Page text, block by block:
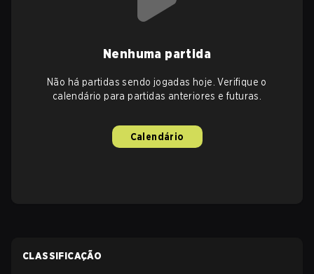
Nenhuma partida
Não há partidas sendo jogadas hoje. Verifique o
calendário para partidas anteriores e futuras.
Calendário
CLASSIFICAÇÃO